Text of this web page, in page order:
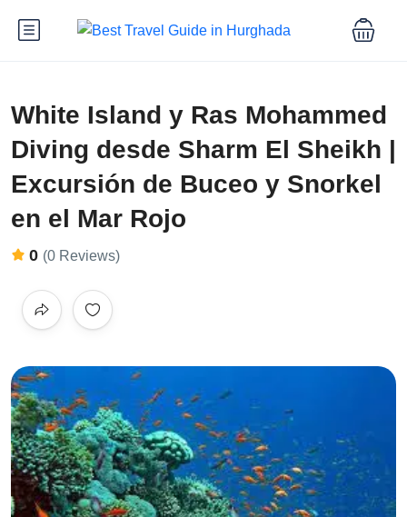
White Island y Ras Mohammed
Diving desde Sharm El Sheikh |
Excursión de Buceo y Snorkel
en el Mar Rojo
0 (0 Reviews)